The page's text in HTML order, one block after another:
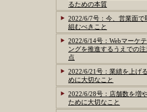
るための本質
2022/6/7号：今、営業面で
組むべきこと
2022/6/14号：Webマーケ
ングを推進するうえでの注
点
2022/6/21号：業績を上げ
めに大切なこと
2022/6/28号：店舗数を増
ために大切なこと